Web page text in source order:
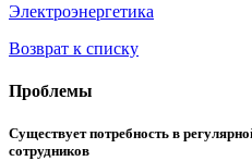
Электроэнергетика
Возврат к списку
Проблемы
Существует потребность в
сотрудников